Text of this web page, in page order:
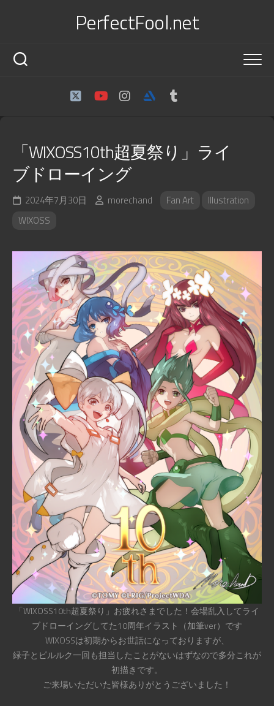
PerfectFool.net
「WIXOSS10th超夏祭り」ライ
ブドローイング
2024年7月30日 morechand Fan Art
Illustration
WIXOSS
「WIXOSS10th超夏祭り」お疲れさまでした！会場乱入してライ
ブドローイングしてた10周年イラスト（加筆ver）です
WIXOSSは初期からお世話になっておりますが、
緑子とピルルク一回も担当したことがないはずなので多分これが
初描きです。
ご来場いただいた皆様ありがとうございました！